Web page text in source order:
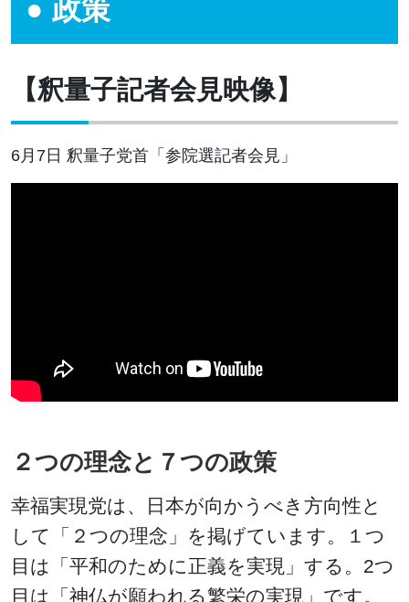
政策
【釈量子記者会見映像】
6月7日 釈量子党首「参院選記者会見」
２つの理念と７つの政策
幸福実現党は、日本が向かうべき方向性と
して「２つの理念」を掲げています。１つ
目は「平和のために正義を実現」する。2つ
目は「神仏が願われる繁栄の実現」です。